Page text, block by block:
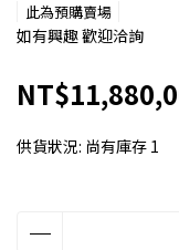
此為預購賣場
如有興趣 歡迎洽詢
供貨狀況: 尚有庫存 1